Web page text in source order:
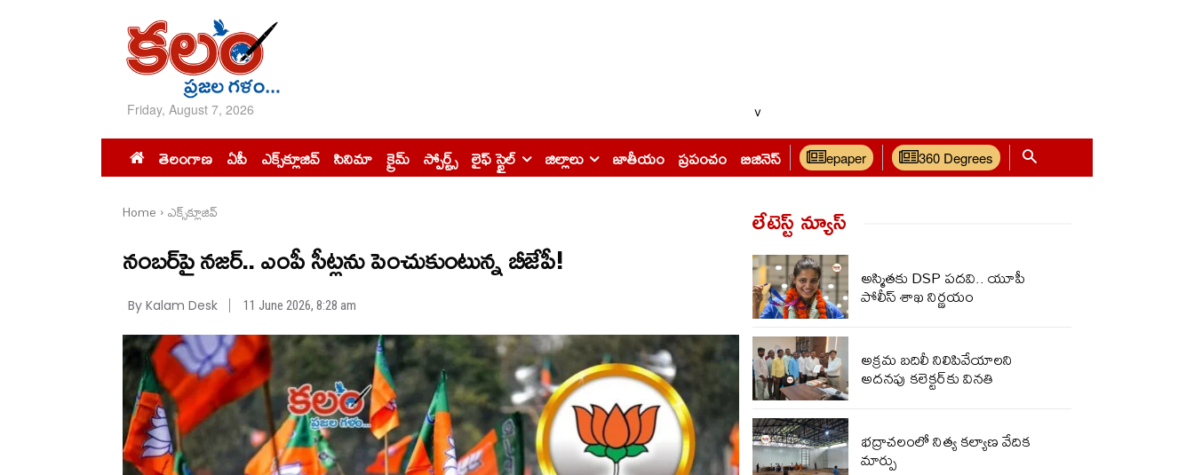
Friday, August 7, 2026 v
తెలంగాణ ఏపీ ఎక్స్‌క్లూజివ్‌ సినిమా క్రైమ్ స్పోర్ట్స్ లైఫ్ స్టైల్ జిల్లాలు జాతీయం ప్రపంచం బిజినెస్ epaper 360 Degrees
Home ఎక్స్‌క్లూజివ్‌
నంబర్‌పై నజర్.. ఎంపీ సీట్లను పెంచుకుంటున్న బీజేపీ!
By Kalam Desk 11 June 2026, 8:28 am
లేటెస్ట్ న్యూస్‌
అస్మితకు DSP పదవి.. యూపీ
పోలీస్ శాఖ నిర్ణయం
అక్రమ బదిలీ నిలిపివేయాలని
అదనపు కలెక్టర్‌కు వినతి
భద్రాచలంలో నిత్య కల్యాణ వేదిక
మార్పు